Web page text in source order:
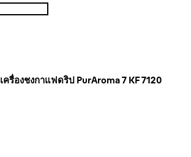
เครื่องชงกาแฟดริป PurAroma 7 KF 7120